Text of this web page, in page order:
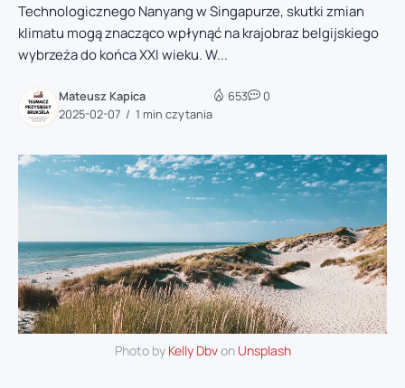
Technologicznego Nanyang w Singapurze, skutki zmian
klimatu mogą znacząco wpłynąć na krajobraz belgijskiego
wybrzeża do końca XXI wieku. W...
Mateusz Kapica
2025-02-07
1 min czytania
653 0
Photo by Kelly Dbvon Unsplash